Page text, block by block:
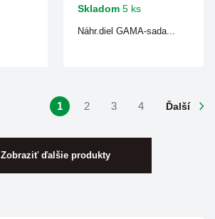
Skladom 5 ks
Náhr.diel GAMA-sada...
1 2 3 4 Ďalší
Zobraziť ďalšie produkty